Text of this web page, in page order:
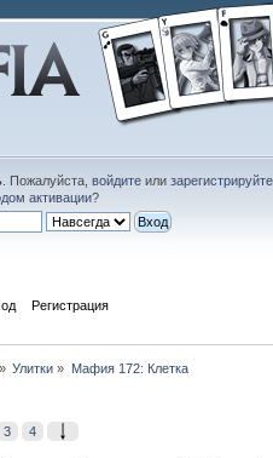
. Пожалуйста, войдитеили
активации?
Регистрация
» Улитки » Мафия 172: Клетка
3 4